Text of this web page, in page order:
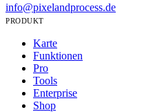
info@pixelandprocess.de
PRODUKT
Karte
Funktionen
Pro
Tools
Enterprise
Shop